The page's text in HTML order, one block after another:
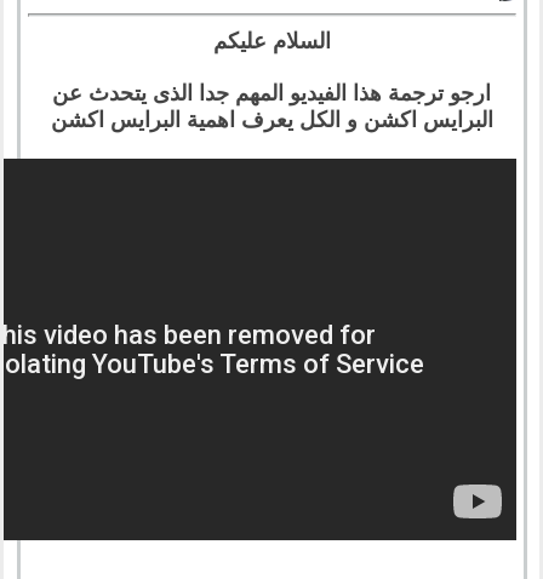
السلام عليكم
ارجو ترجمة هذا الفيديو المهم جدا الذى يتحدث عن
البرايس اكشن و الكل يعرف اهمية البرايس اكشن